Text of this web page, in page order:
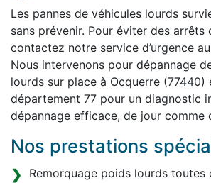
Les pannes de véhicules lourds
sans prévenir. Pour éviter des arrêts
contactez notre service d’urgence
Nous intervenons pour dépannage
lourds sur place à Ocquerre
département 77 pour un diagnostic
dépannage efficace, de jour comme
Nos prestations
Remorquage poids lourds toutes